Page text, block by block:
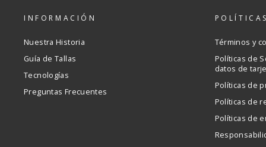
INFORMACIÓN
Nuestra Historia
Guía de Tallas
Tecnologías
Preguntas Frecuentes
POLÍTICAS
Términos y
Políticas de
datos de
Políticas de
Políticas de
Políticas de